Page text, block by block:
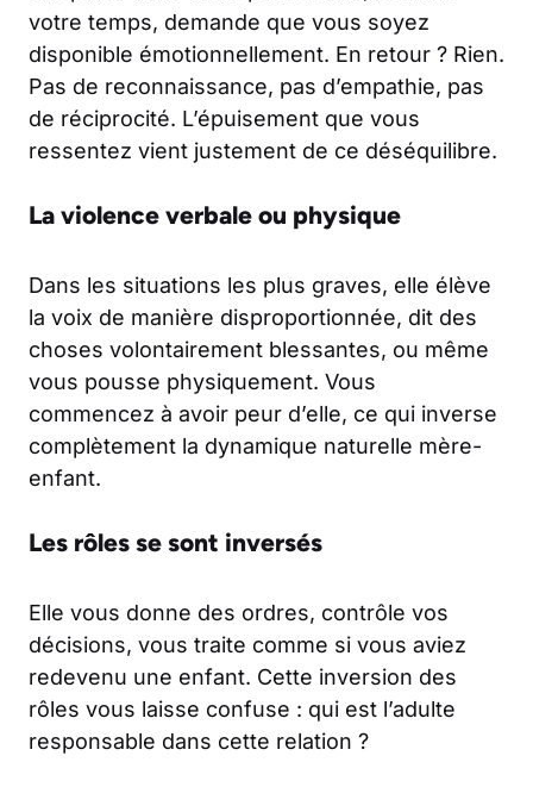
votre temps, demande que vous soyez
disponible émotionnellement. En retour ? Rien.
Pas de reconnaissance, pas d’empathie, pas
de réciprocité. L’épuisement que vous
ressentez vient justement de ce déséquilibre.
La violence verbale ou physique
Dans les situations les plus graves, elle élève
la voix de manière disproportionnée, dit des
choses volontairement blessantes, ou même
vous pousse physiquement. Vous
commencez à avoir peur d’elle, ce qui inverse
complètement la dynamique naturelle mère-
enfant.
Les rôles se sont inversés
Elle vous donne des ordres, contrôle vos
décisions, vous traite comme si vous aviez
redevenu une enfant. Cette inversion des
rôles vous laisse confuse : qui est l’adulte
responsable dans cette relation ?